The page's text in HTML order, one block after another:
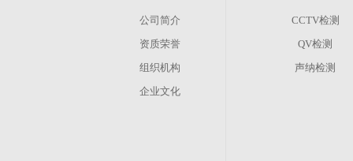
公司简介
资质荣誉
组织机构
企业文化
CCTV检测
QV检测
声纳检测